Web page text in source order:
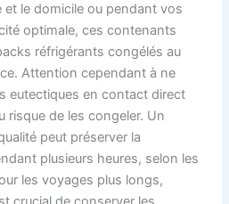
et le domicile ou pendant vos
optimale, ces contenants
réfrigérants congélés au
Attention cependant à ne
eutectiques en contact direct
risque de les congeler. Un
peut préserver la
plusieurs heures, selon les
les voyages plus longs,